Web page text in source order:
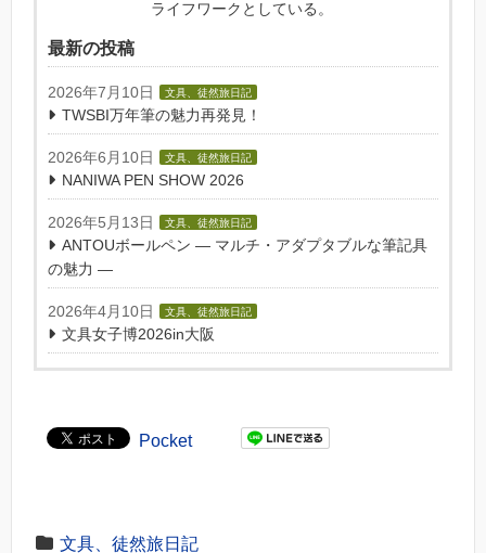
ライフワークとしている。
最新の投稿
2026年7月10日 文具、徒然旅日記
TWSBI万年筆の魅力再発見！
2026年6月10日 文具、徒然旅日記
NANIWA PEN SHOW 2026
2026年5月13日 文具、徒然旅日記
ANTOUボールペン — マルチ・アダプタブルな筆記具
の魅力 —
2026年4月10日 文具、徒然旅日記
文具女子博2026in大阪
Pocket
文具、徒然旅日記